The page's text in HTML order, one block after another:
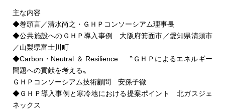
主な内容
◆巻頭言／清水尚之・ＧＨＰコンソーシアム理事長
◆公共施設へのＧＨＰ導入事例 大阪府箕面市／愛知県清須市
／山梨県富士川町
◆Carbon・Neutral ＆ Resilience 〝ＧＨＰによるエネルギー
問題への貢献を考える〟
ＧＨＰコンソーシアム技術顧問 安孫子徹
◆ＧＨＰ導入事例と寒冷地における提案ポイント 北ガスジェ
ネックス